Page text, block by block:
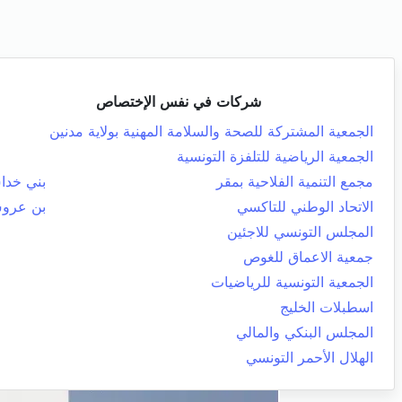
شركات في نفس الإختصاص
الجمعية المشتركة للصحة والسلامة المهنية بولاية مدنين
الجمعية الرياضية للتلفزة التونسية
مجمع التنمية الفلاحية بمقر
بني
الاتحاد الوطني للتاكسي
بن
المجلس التونسي للاجئين
جمعية الاعماق للغوص
الجمعية التونسية للرياضيات
اسطبلات الخليج
المجلس البنكي والمالي
الهلال الأحمر التونسي